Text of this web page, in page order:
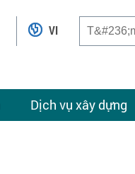
Dịch vụ xây dựng
VI